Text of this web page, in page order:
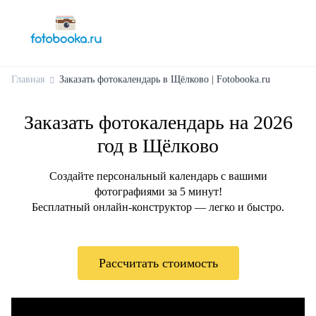
Главная Заказать фотокалендарь в Щёлково | Fotobooka.ru
Заказать фотокалендарь на 2026
год в Щёлково
Создайте персональный календарь с вашими
фотографиями за 5 минут!
Бесплатный онлайн-конструктор — легко и быстро.
Рассчитать стоимость